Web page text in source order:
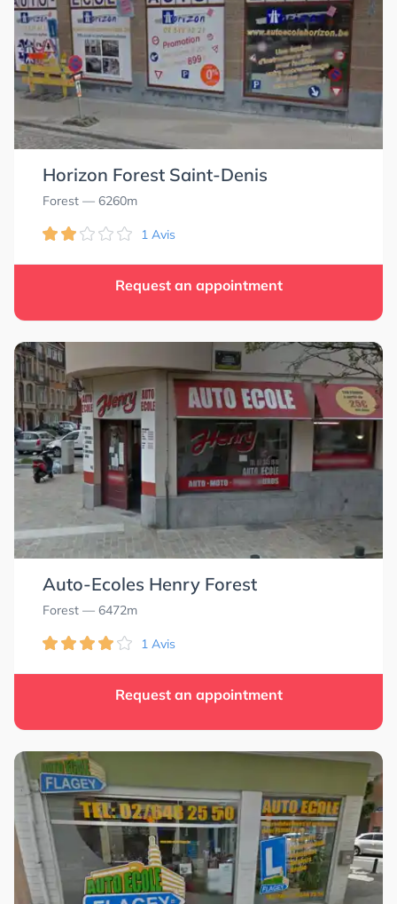
Horizon Forest Saint-Denis
Forest — 6260m
1 Avis
Request an appointment
Auto-Ecoles Henry Forest
Forest — 6472m
1 Avis
Request an appointment
4.0
3.5
4.0
4.0
3.5
4.0